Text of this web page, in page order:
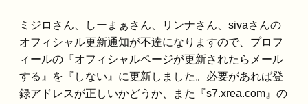
ミジロさん、しーまぁさん、リンナさん、sivaさんの
オフィシャル更新通知が不達になりますので、プロフ
ィールの『オフィシャルページが更新されたらメール
する』を『しない』に更新しました。必要があれば登
録アドレスが正しいかどうか、また『s7.xrea.com』の